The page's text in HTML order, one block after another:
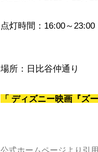
点灯時間：16:00～23:00
場所：日比谷仲通り
「 ディズニー映画『ズ
公式ホームページより引用